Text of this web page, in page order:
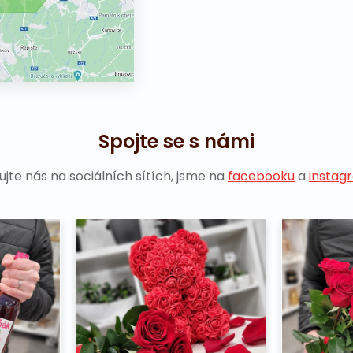
Spojte se s námi
nás na sociálních sítích, jsme na facebookua